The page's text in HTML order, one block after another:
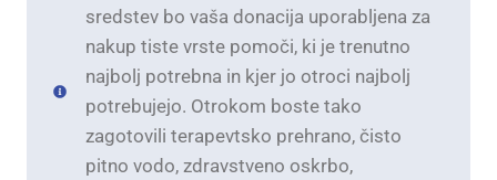
sredstev bo vaša donacija uporabljena za
nakup tiste vrste pomoči, ki je trenutno
najbolj potrebna in kjer jo otroci najbolj
potrebujejo. Otrokom boste tako
zagotovili terapevtsko prehrano, čisto
pitno vodo, zdravstveno oskrbo,